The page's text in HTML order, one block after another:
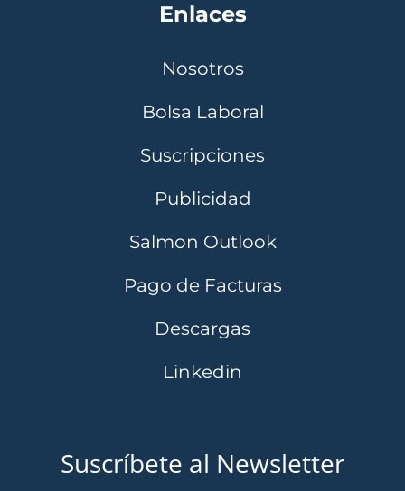
Enlaces
Nosotros
Bolsa Laboral
Suscripciones
Publicidad
Salmon Outlook
Pago de Facturas
Descargas
Linkedin
Suscríbete al Newsletter